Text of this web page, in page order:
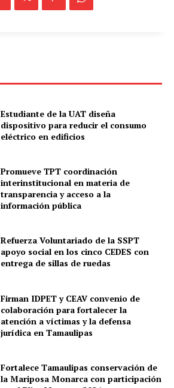
Estudiante de la UAT diseña
dispositivo para reducir el consumo
eléctrico en edificios
Promueve TPT coordinación
interinstitucional en materia de
transparencia y acceso a la
información pública
Refuerza Voluntariado de la SSPT
apoyo social en los cinco CEDES con
entrega de sillas de ruedas
Firman IDPET y CEAV convenio de
colaboración para fortalecer la
atención a víctimas y la defensa
jurídica en Tamaulipas
Fortalece Tamaulipas conservación de
la Mariposa Monarca con participación